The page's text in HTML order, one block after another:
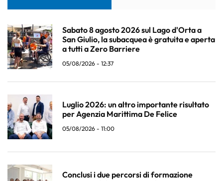
Sabato 8 agosto 2026 sul Lago d'Orta a
San Giulio, la subacquea è gratuita e aperta
a tutti a Zero Barriere
05/08/2026 - 12:37
Luglio 2026: un altro importante risultato
per Agenzia Marittima De Felice
05/08/2026 - 11:00
Conclusi i due percorsi di formazione